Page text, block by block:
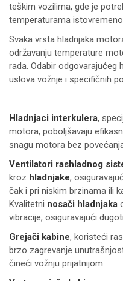
teškim vozilima, gde je
temperaturama
Svaka vrsta hladnjaka
održavanju temperature
rada. Odabir odgovarajućeg
uslova vožnje i specifičnih
Hladnjaci interkulera,
motora, poboljšavaju
snagu motora bez
Ventilatori rashladnog
kroz hladnjake,
čak i pri niskim brzinama ili
Kvalitetni nosači hladnjaka
vibracije, osiguravajući
Grejači kabine, koristeći
brzo zagrevanje
čineći vožnju prijatnijom.